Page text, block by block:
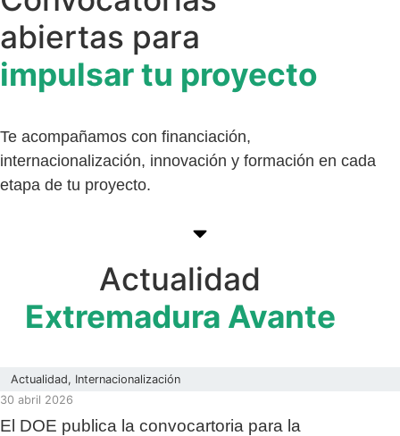
abiertas para
impulsar tu proyecto
Te acompañamos con financiación,
internacionalización, innovación y formación en cada
etapa de tu proyecto.
Actualidad
Extremadura Avante
Actualidad, Internacionalización
30 abril 2026
El DOE publica la convocartoria para la